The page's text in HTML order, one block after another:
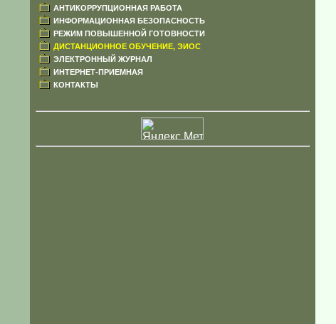
АНТИКОРРУПЦИОННАЯ РАБОТА
ИНФОРМАЦИОННАЯ БЕЗОПАСНОСТЬ
РЕЖИМ ПОВЫШЕННОЙ ГОТОВНОСТИ
ДИСТАНЦИОННОЕ ОБУЧЕНИЕ, ЭИОС
ЭЛЕКТРОННЫЙ ЖУРНАЛ
ИНТЕРНЕТ-ПРИЕМНАЯ
КОНТАКТЫ